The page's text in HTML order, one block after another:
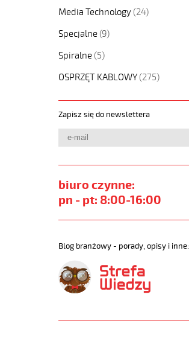
Media Technology (24)
Specjalne (9)
Spiralne (5)
OSPRZĘT KABLOWY (275)
Zapisz się do newslettera
biuro czynne:
pn - pt: 8:00-16:00
Blog branżowy - porady, opisy i inne: